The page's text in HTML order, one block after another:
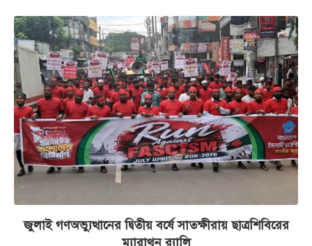
জুলাই গণঅভ্যুত্থানের দ্বিতীয় বর্ষে সাতক্ষীরায় ছাত্রশিবিরের
ম্যারাথন র‌্যালি